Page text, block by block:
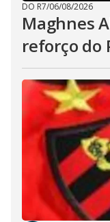
DO R7/06/08/2026
Maghnes
reforço do